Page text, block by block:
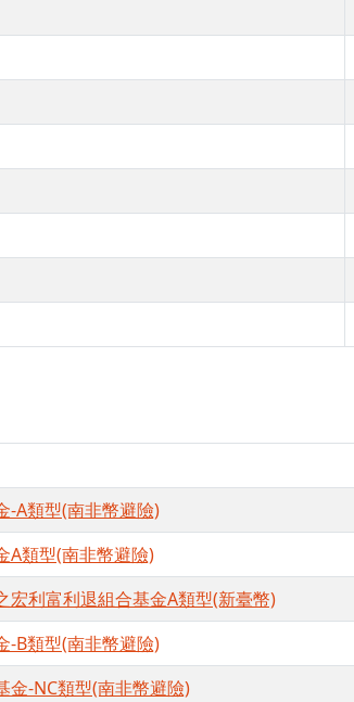
-A類型(南非幣避險)
A類型(南非幣避險)
宏利富利退組合基金A類型(新臺幣)
-B類型(南非幣避險)
金-NC類型(南非幣避險)